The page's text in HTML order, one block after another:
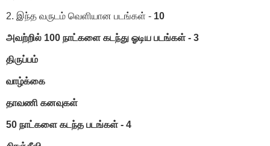
2. இந்த வருடம் வெளியான படங்கள் - 10
அவற்றில் 100 நாட்களை கடந்து ஓடிய படங்கள் - 3
திருப்பம்
வாழ்க்கை
தாவணி கனவுகள்
50 நாட்களை கடந்த படங்கள் - 4